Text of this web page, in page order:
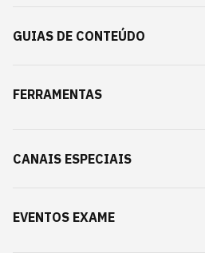
GUIAS DE CONTEÚDO
FERRAMENTAS
CANAIS ESPECIAIS
EVENTOS EXAME